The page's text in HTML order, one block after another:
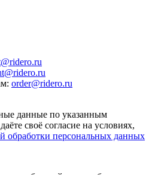
: order@ridero.ru
данные по указанным
своё согласие на условиях,
обработки персональных данных